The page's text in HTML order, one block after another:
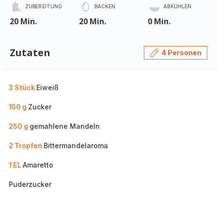
ZUBEREITUNG
20 Min.
BACKEN
20 Min.
ABKÜHLEN
0 Min.
Zutaten 4 Personen
3 Stück Eiweiß
150 g Zucker
250 g gemahlene Mandeln
2 Tropfen Bittermandelaroma
1 ELAmaretto
Puderzucker